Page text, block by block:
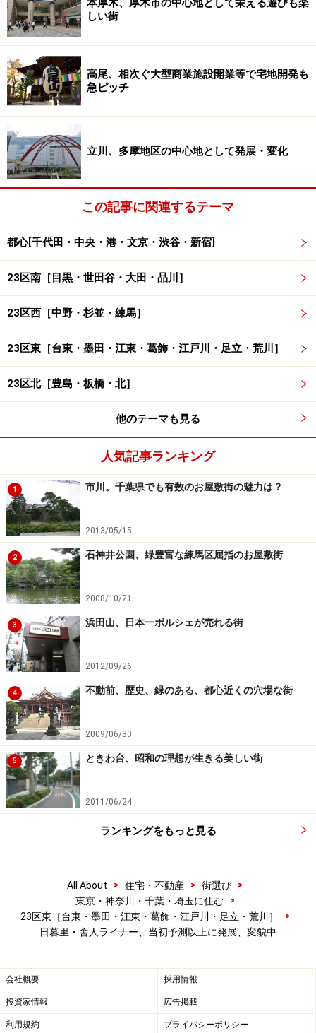
強、混雑緩和に取り組んできており、2017年5月10日は
新型車両320形が投入されることになっている。これま
での実直というか、地味な外観に比べると、ぱっきりと
した色目の、いかにもモダンな車両となっており、座席
は窓を背にしたオールロングシートになる。吊り革増
設、乗降をスムーズにする両開きドアの採用などで混雑
緩和が図られる。
新築マンションも年々増加、探しやすい沿
線のひとつ
づく。特に荒川区内ではこのように両側にマンションなどが
当然、沿線の開発も進んできている。元々それほど大き
く開発されてこなかった地域でもあり、開発が進んでい
徴。マンション購入情報サイト「住まいサーフィン」で
同路線を見ると、2006年以降に供給された新築マンショ
ンは38物件。年別に眺めてみると開業前年の2007年に5
物件、開業年に6物件と確実に増えており、最近でも
2015年に6物件、2016年に5物件となっている。不動産
ポータルサイトで検索してみると、2017年4月以降に入
居が可能になる新築も10物件近くリストアップされてい
る。
江北六丁目団地など、尾久橋通りに面している団地も数多い
（クリックで拡大）
もちろん、マンションよりもまとまった土地が不要で、
建設しやすい新築一戸建ての供給も多く、家を買いたい
人には探しやすい地域のひとつ。加えて、沿線には都営
住宅、URなどの公的な住宅も多く、手頃に借りたい人に
も探しやすい。
とはいえ、どんな場所か、全く行ったこともないという
人も少なくないだろう。以下、沿線の特徴をご紹介して
いこう。
日暮里～熊野前（荒川区）は下町っぽい、
日暮里駅前。奥が再開発で生まれた3棟のタワー。その手前
始発・終着駅日暮里駅はJR山手線、京浜東北線、常磐快
速線、京成線が乗り入れるターミナル駅。成田空港への
スカイライナーなどが利用できることもあり、早朝から
本厚木、厚木市の中心地として栄える遊びも楽
しい街
高尾、相次ぐ大型商業施設開業等で宅地開発も
急ピッチ
立川、多摩地区の中心地として発展・変化
この記事に関連するテーマ
都心[千代田・中央・港・文京・渋谷・新宿]
23区南［目黒・世田谷・大田・品川］
23区西［中野・杉並・練馬］
23区東［台東・墨田・江東・葛飾・江戸川・足立・荒川］
23区北［豊島・板橋・北］
他のテーマも見る
人気記事ランキング
1 市川。千葉県でも有数のお屋敷街の魅力は？
2013/05/15
2 石神井公園、緑豊富な練馬区屈指のお屋敷街
2008/10/21
3 浜田山、日本一ポルシェが売れる街
2012/09/26
4 不動前、歴史、緑のある、都心近くの穴場な街
2009/06/30
5 ときわ台、昭和の理想が生きる美しい街
2011/06/24
ランキングをもっと見る
All About > 住宅・不動産 > 街選び
>
東京・神奈川・千葉・埼玉に住む
>
23区東［台東・墨田・江東・葛飾・江戸川・足立・荒川］
>
日暮里・舎人ライナー、当初予測以上に発展、変貌中
会社概要 採用情報
投資家情報 広告掲載
利用規約 プライバシーポリシー